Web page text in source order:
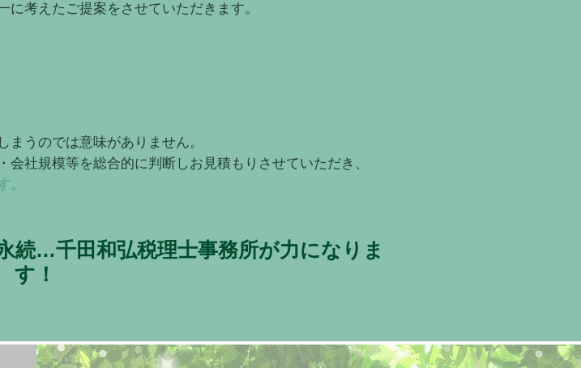
考えたご提案をさせていただきます。
うのでは意味がありません。
社規模等を総合的に判断しお見積もりさせていただき、
。
…千田和弘税理士事務所が力になりま
す！